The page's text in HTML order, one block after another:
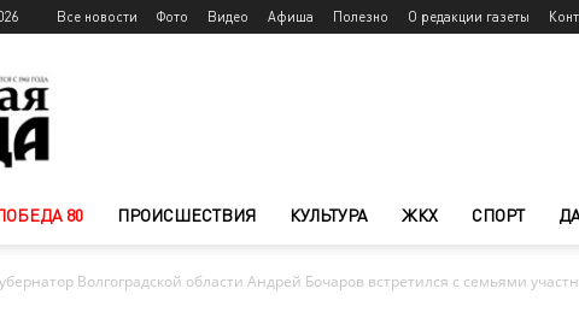
Все новости Фото Видео Афиша Полезно О редакции газеты
80 ПРОИСШЕСТВИЯ КУЛЬТУРА ЖКХ СПОРТ
Волгоградской области Андрей Бочаров встретился с семьями